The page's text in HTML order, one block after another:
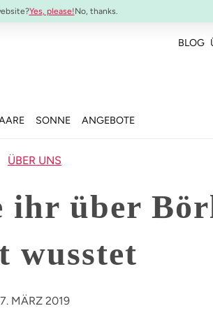
Yes, please!No, thanks.
BLOG
SONNE ANGEBOTE
ÜBER UNS
ihr über
wusstet
7. MÄRZ 2019